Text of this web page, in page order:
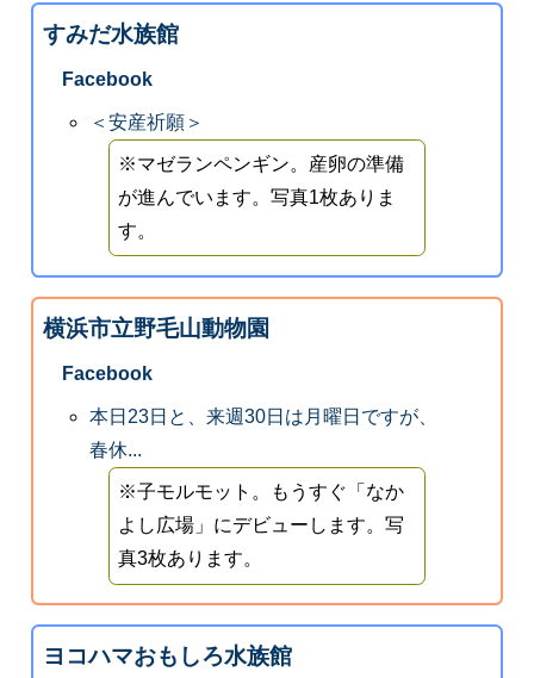
すみだ水族館
Facebook
＜安産祈願＞
※マゼランペンギン。産卵の準備
が進んでいます。写真1枚ありま
す。
横浜市立野毛山動物園
Facebook
本日23日と、来週30日は月曜日ですが、
春休...
※子モルモット。もうすぐ「なか
よし広場」にデビューします。写
真3枚あります。
ヨコハマおもしろ水族館